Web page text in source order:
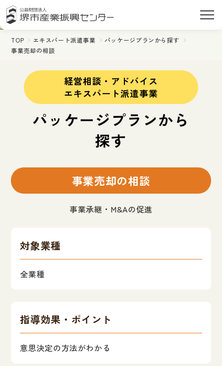
TOP エキスパート派遣事業
パッケージプランから探す
事業売却の相談
経営相談・アドバイス
エキスパート派遣事業
パッケージプランから
探す
事業売却の相談
事業承継・M&Aの促進
対象業種
全業種
指導効果・ポイント
意思決定の方法がわかる